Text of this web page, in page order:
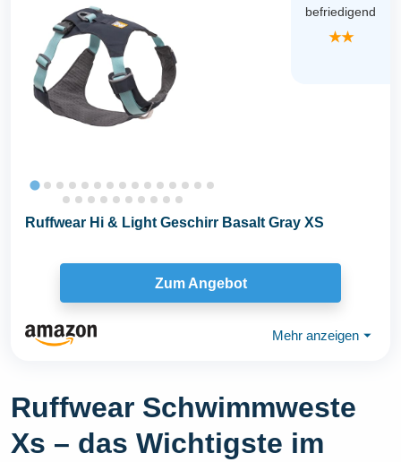
befriedigend
★★
Ruffwear Hi & Light Geschirr Basalt Gray XS
Zum Angebot
Mehr anzeigen ⏷
Ruffwear Schwimmweste
Xs – das Wichtigste im